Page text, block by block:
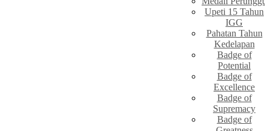
Upeti 15 Tahun
IGG
Pahatan Tahun
Kedelapan
Badge of
Potential
Badge of
Excellence
Badge of
Supremacy
Badge of